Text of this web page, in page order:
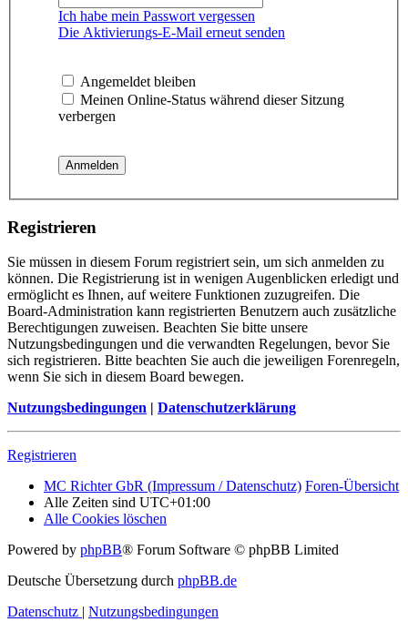
Ich habe mein Passwort vergessen
Die Aktivierungs-E-Mail erneut senden
Angemeldet bleiben
Meinen Online-Status während dieser Sitzung
verbergen
Registrieren
Sie müssen in diesem Forum registriert sein, um sich anmelden zu
können. Die Registrierung ist in wenigen Augenblicken erledigt und
ermöglicht es Ihnen, auf weitere Funktionen zuzugreifen. Die
Board-Administration kann registrierten Benutzern auch zusätzliche
Berechtigungen zuweisen. Beachten Sie bitte unsere
Nutzungsbedingungen und die verwandten Regelungen, bevor Sie
sich registrieren. Bitte beachten Sie auch die jeweiligen Forenregeln,
wenn Sie sich in diesem Board bewegen.
Nutzungsbedingungen | Datenschutzerklärung
Registrieren
MC Richter GbR (Impressum / Datenschutz) Foren-Übersicht
Alle Zeiten sind UTC+01:00
Alle Cookies löschen
Powered by phpBB® Forum Software © phpBB Limited
Deutsche Übersetzung durch phpBB.de
Datenschutz | Nutzungsbedingungen